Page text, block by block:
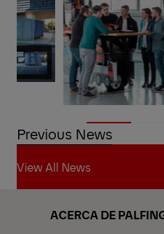
Previous News
View All News
View All News
ACERCA DE